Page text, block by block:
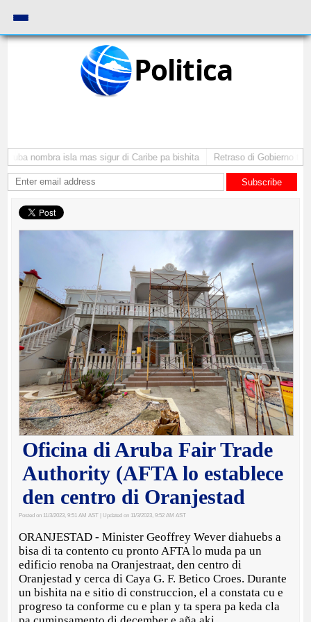
Politica
nombra isla mas sigur di Caribe pa bishita Retraso di Gobierno ta
Subscribe
Oficina di Aruba Fair Trade
Authority (AFTA lo establece
den centro di Oranjestad
Posted on 11/3/2023, 9:51 AM AST | Updated on 11/3/2023, 9:52 AM AST
ORANJESTAD - Minister Geoffrey Wever diahuebs a
bisa di ta contento cu pronto AFTA lo muda pa un
edificio renoba na Oranjestraat, den centro di
Oranjestad y cerca di Caya G. F. Betico Croes. Durante
un bishita na e sitio di construccion, el a constata cu e
progreso ta conforme cu e plan y ta spera pa keda cla